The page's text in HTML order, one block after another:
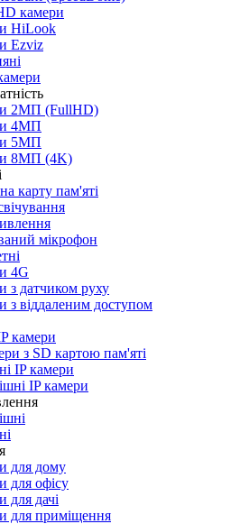
камери
HiLook
Ezviz
2МП (FullHD)
4МП
5МП
8МП (4K)
карту пам'яті
мікрофон
4G
з датчиком руху
з віддаленим доступом
камери
з SD картою пам'яті
IP камери
IP камери
для дому
для офісу
для дачі
для приміщення